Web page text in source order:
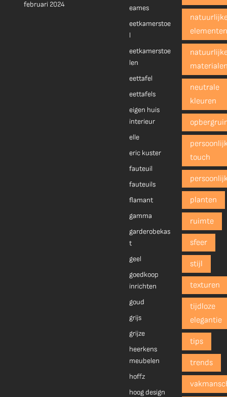
februari 2024
eames
eetkamerstoe
l
eetkamerstoe
len
eettafel
eettafels
eigen huis
interieur
elle
eric kuster
fauteuil
fauteuils
flamant
gamma
garderobekas
t
geel
goedkoop
inrichten
goud
grijs
grijze
heerkens
meubelen
hoffz
hoog design
neutrale
kleuren
touch
planten
ruimte
sfeer
stijl
texturen
tijdloze
elegantie
tips
trends